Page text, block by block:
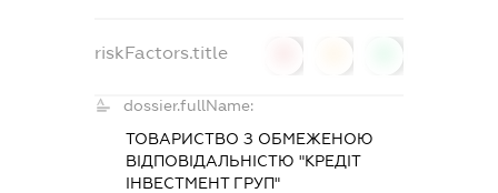
riskFactors.title
dossier.fullName:
ТОВАРИСТВО З ОБМЕЖЕНОЮ
ВІДПОВІДАЛЬНІСТЮ "КРЕДІТ
ІНВЕСТМЕНТ ГРУП"